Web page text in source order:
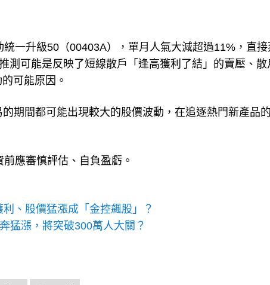
一升級50（00403A），單月人氣大減超過11%，直接
測可能是反映了短線散戶「逢高獲利了結」的賣壓、散
可能原因。
期間都可能出現較大的股價波動，在追逐熱門新產品
應審慎評估、自負盈虧。
、股價猛漲成「金控飆股」？
猛漲，將突破300萬人大關？